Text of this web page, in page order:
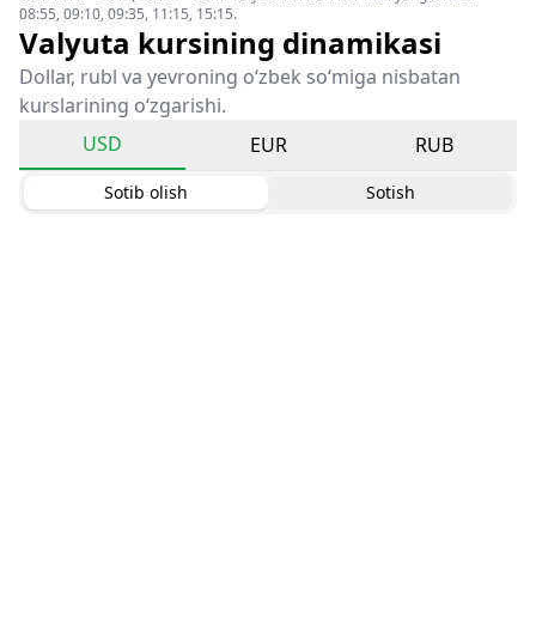
08:55, 09:10, 09:35, 11:15, 15:15.
Valyuta kursining dinamikasi
Dollar, rubl va yevroning o‘zbek so‘miga nisbatan
kurslarining o‘zgarishi.
USD
EUR RUB
Sotib olish Sotish